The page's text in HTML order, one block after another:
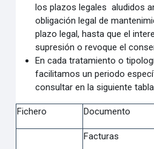
los plazos legales aludidos
obligación legal de
plazo legal, hasta que el
supresión o revoque el
En cada tratamiento o
facilitamos un periodo
consultar en la siguiente
Fichero Documento
Facturas